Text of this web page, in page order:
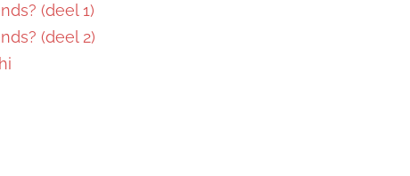
(deel 1)
(deel 2)